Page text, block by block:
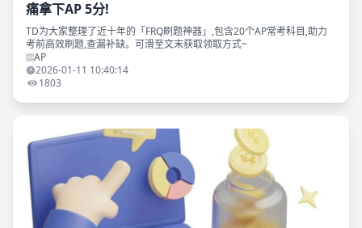
痛拿下AP 5分!
TD为大家整理了近十年的「FRQ刷题神器」,包含20个AP常考科目,助力
考前高效刷题,查漏补缺。可滑至文末获取领取方式~
AP
2026-01-11 10:40:14
1803